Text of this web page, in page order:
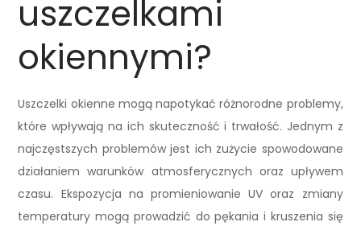
uszczelkami
okiennymi?
Uszczelki okienne mogą napotykać różnorodne problemy,
które wpływają na ich skuteczność i trwałość. Jednym z
najczęstszych problemów jest ich zużycie spowodowane
działaniem warunków atmosferycznych oraz upływem
czasu. Ekspozycja na promieniowanie UV oraz zmiany
temperatury mogą prowadzić do pękania i kruszenia się